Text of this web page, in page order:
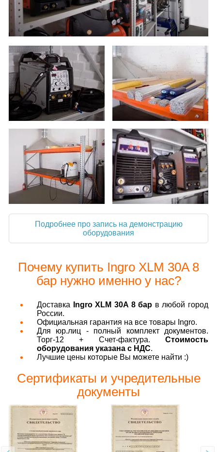
Подробнее про запись на демонстрацию
оборудования
Почему купить Ingro XLM 30A 8
бар нужно именно у нас?
Доставка Ingro XLM 30A 8 бар в любой город
России.
Официальная гарантия на все товары Ingro.
Для юр.лиц - полный комплект документов.
Торг-12 + Счет-фактура. Стоимость
оборудования указана с НДС.
Лучшие цены которые Вы можете найти :)
Сертификаты и учредительные
документы